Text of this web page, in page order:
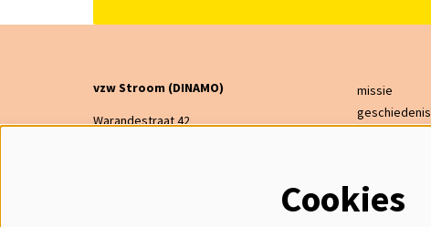
vzw Stroom (DINAMO)
Warandestraat 42
missie
geschiedenis
Cookies